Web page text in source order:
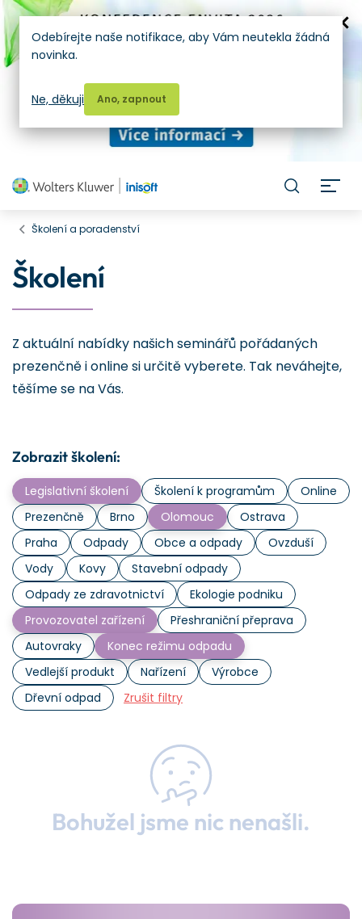
Školení a poradenství
Školení
Z aktuální nabídky našich seminářů pořádaných
prezenčně i online si určitě vyberete. Tak neváhejte,
těšíme se na Vás.
Zobrazit školení:
Legislativní školení Školení k programům
Online
Prezenčně
Brno Olomouc
Ostrava
Praha
Odpady Obce a odpady
Ovzduší
Vody
Kovy
Stavební odpady
Odpady ze zdravotnictví
Ekologie podniku
Provozovatel zařízení
Přeshraniční přeprava
Autovraky
Konec režimu odpadu
Vedlejší produkt
Nařízení
Výrobce
Dřevní odpad
Zrušit filtry
Bohužel jsme nic nenašli.
Odebírejte naše notifikace, aby Vám neutekla žádná
novinka.
Ano, zapnout
Ne, děkuji